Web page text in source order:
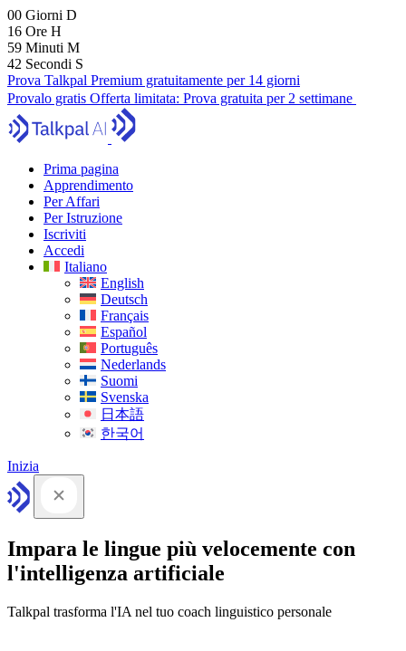
00 Giorni D
16 Ore H
59 Minuti M
41 Secondi S
Prova Talkpal Premium gratuitamente per 14 giorni
Provalo gratis Offerta limitata: Prova gratuita per 2 settimane
Prima pagina
Apprendimento
Per Affari
Per Istruzione
Iscriviti
Accedi
Italiano
English
Deutsch
Français
Español
Português
Nederlands
Suomi
Svenska
日本語
한국어
Inizia
Impara le lingue più velocemente con
l'intelligenza artificiale
Talkpal trasforma l'IA nel tuo coach linguistico personale